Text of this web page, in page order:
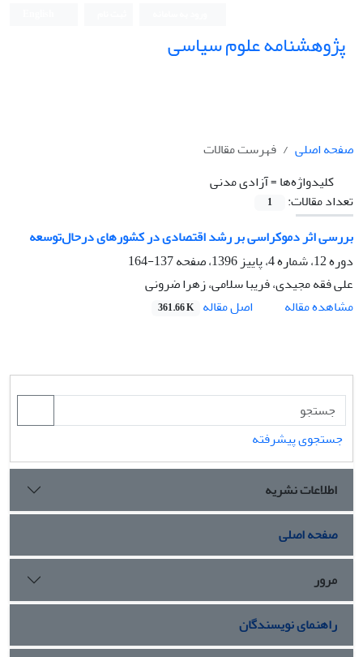
پژوهشنامه علوم سیاسی
صفحه اصلی
فهرست مقالات
کلیدواژه‌ها =آزادی مدنی
تعداد مقالات:
1
بررسی اثر دموکراسی بر رشد اقتصادی در کشورهای درحال‌توسعه
دوره 12، شماره 4، پاییز 1396، صفحه
137-164
علی فقه مجیدی، فریبا سلامی، زهرا ضرونی
مشاهده مقاله
اصل مقاله 361.66 K
جستجوی پیشرفته
اطلاعات نشریه
صفحه اصلی
مرور
راهنمای نویسندگان